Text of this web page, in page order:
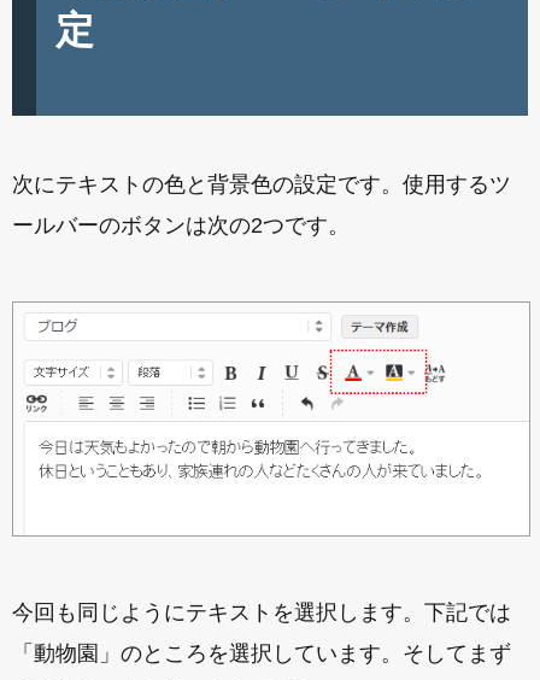
定
次にテキストの色と背景色の設定です。使用するツ
ールバーのボタンは次の2つです。
今回も同じようにテキストを選択します。下記では
「動物園」のところを選択しています。そしてまず